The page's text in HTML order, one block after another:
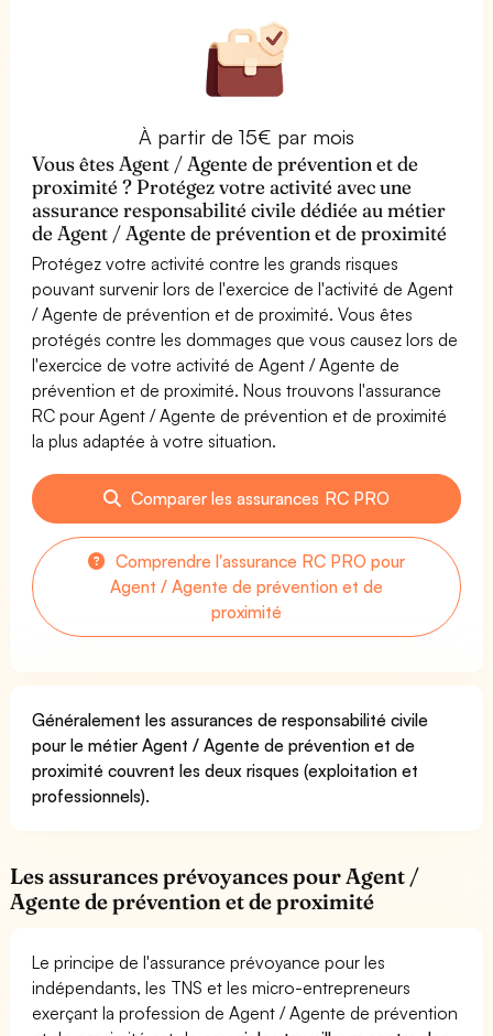
À partir de 15€ par mois
Vous êtes Agent / Agente de prévention et de
proximité ? Protégez votre activité avec une
assurance responsabilité civile dédiée au métier
de Agent / Agente de prévention et de proximité
Protégez votre activité contre les grands risques
pouvant survenir lors de l'exercice de l'activité de Agent
/ Agente de prévention et de proximité. Vous êtes
protégés contre les dommages que vous causez lors de
l'exercice de votre activité de Agent / Agente de
prévention et de proximité. Nous trouvons l'assurance
RC pour Agent / Agente de prévention et de proximité
la plus adaptée à votre situation.
Comparer les assurances RC PRO
Comprendre l'assurance RC PRO pour
Agent / Agente de prévention et de
proximité
Généralement les assurances de responsabilité civile
pour le métier Agent / Agente de prévention et de
proximité couvrent les deux risques (exploitation et
professionnels).
Les assurances prévoyances pour Agent /
Agente de prévention et de proximité
Le principe de l'assurance prévoyance pour les
indépendants, les TNS et les micro-entrepreneurs
exerçant la profession de Agent / Agente de prévention